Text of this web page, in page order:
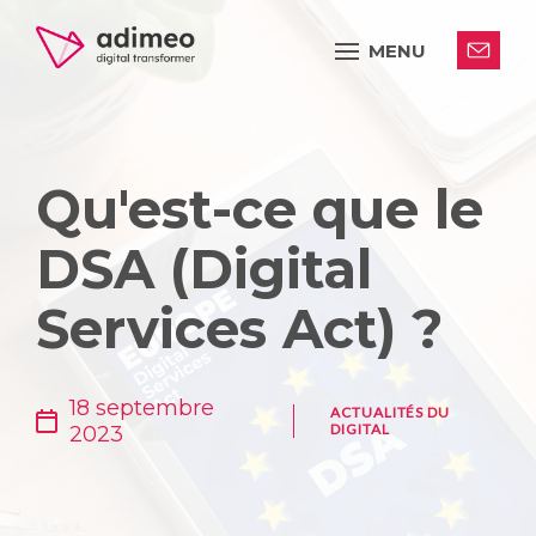
MENU
Qu'est-ce que le
DSA (Digital
Services Act) ?
18 septembre
2023
ACTUALITÉS DU
DIGITAL